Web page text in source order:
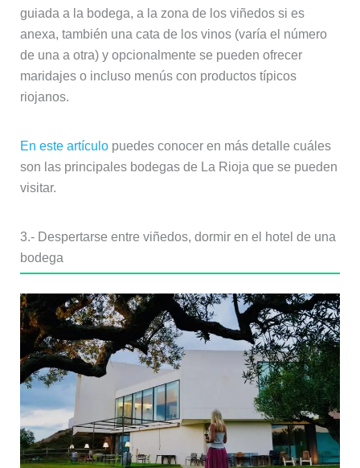
guiada a la bodega, a la zona de los viñedos si es
anexa, también una cata de los vinos (varía el número
de una a otra) y opcionalmente se pueden ofrecer
maridajes o incluso menús con productos típicos
riojanos.
En este artículopuedes conocer en más detalle cuáles
son las principales bodegas de La Rioja que se pueden
visitar.
3.- Despertarse entre viñedos, dormir en el hotel de una
bodega